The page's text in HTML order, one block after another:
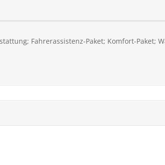
Fahrerassistenz-Paket; Komfort-Paket;